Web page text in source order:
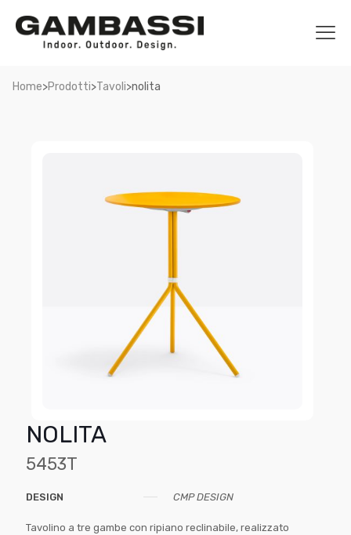
Home>Prodotti>Tavoli>nolita
NOLITA
5453T
DESIGN CMP DESIGN
Tavolino a tre gambe con ripiano reclinabile, realizzato